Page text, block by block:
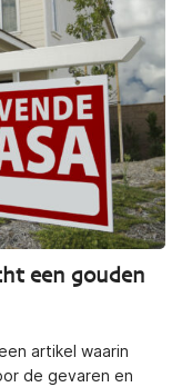
een gouden
artikel waarin
de gevaren en